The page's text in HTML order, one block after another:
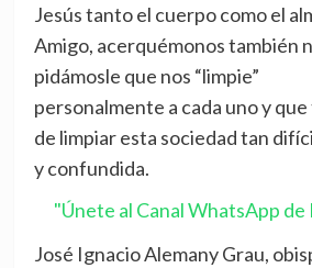
Jesús tanto el cuerpo como el
Amigo, acerquémonos también
pidámosle que nos “limpie”
personalmente a cada uno y
de limpiar esta sociedad tan
y confundida.
"Únete al Canal WhatsApp
José Ignacio Alemany Grau,